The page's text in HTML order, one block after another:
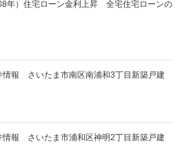
8年）住宅ローン金利上昇 全宅住宅ローンの
情報 さいたま市南区南浦和3丁目新築戸建
情報 さいたま市浦和区神明2丁目新築戸建